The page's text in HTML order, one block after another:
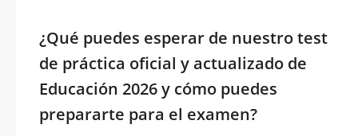
¿Qué puedes esperar de nuestro test
de práctica oficial y actualizado de
Educación 2026 y cómo puedes
prepararte para el examen?